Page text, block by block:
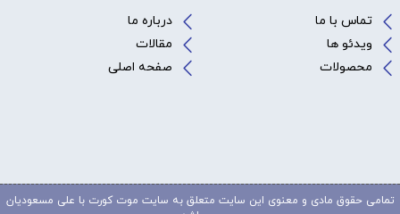
تماس با ما
درباره ما
ویدئو ها
مقالات
محصولات
صفحه اصلی
تمامی حقوق مادی و معنوی این سایت متعلق به سایت موت کورت با علی مسعودیان